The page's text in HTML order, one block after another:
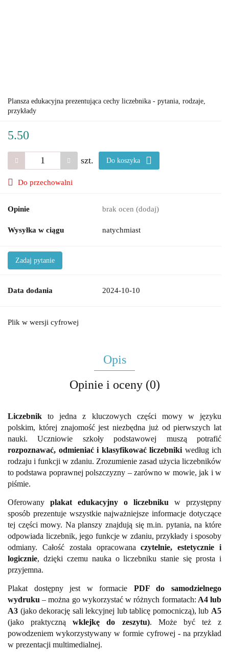
Plansza edukacyjna prezentująca cechy liczebnika - pytania, rodzaje,
przykłady
5.50
szt. Do koszyka
Do przechowalni
Opinie brak ocen (dodaj)
Wysyłka w ciągu natychmiast
Zadaj pytanie
Data dodania 2024-10-10
Plik w wersji cyfrowej
Opis
Opinie i oceny (0)
Liczebnik to jedna z kluczowych części mowy w języku
polskim, której znajomość jest niezbędna już od pierwszych lat
nauki. Uczniowie szkoły podstawowej muszą potrafić
rozpoznawać, odmieniać i klasyfikować liczebniki według ich
rodzaju i funkcji w zdaniu. Zrozumienie zasad użycia liczebników
to podstawa poprawnej polszczyzny – zarówno w mowie, jak i w
piśmie.
Oferowany plakat edukacyjny o liczebniku w przystępny
sposób prezentuje wszystkie najważniejsze informacje dotyczące
tej części mowy. Na planszy znajdują się m.in. pytania, na które
odpowiada liczebnik, jego funkcje w zdaniu, przykłady i sposoby
odmiany. Całość została opracowanaczytelnie, estetycznie i
logicznie, dzięki czemu nauka o liczebniku stanie się prosta i
przyjemna.
Plakat dostępny jest w formacie PDF do samodzielnego
wydruku – można go wykorzystać w różnych formatach: A4 lub
A3 (jako dekorację sali lekcyjnej lub tablicę pomocniczą), lub A5
(jako praktycznąwklejkę do zeszytu). Może być też z
powodzeniem wykorzystywany w formie cyfrowej - na przykład
w prezentacji multimedialnej.